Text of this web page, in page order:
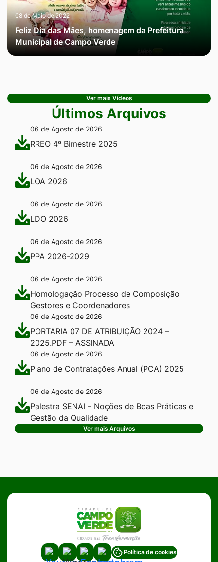
08 de Maio de 2022
Feliz Dia das Mães, homenagem da Prefeitura
Municipal de Campo Verde
Ver mais Vídeos
Últimos Arquivos
06 de Agosto de 2026
RREO 4º Bimestre 2025
06 de Agosto de 2026
LOA 2026
06 de Agosto de 2026
LDO 2026
06 de Agosto de 2026
PPA 2026-2029
06 de Agosto de 2026
Homologação Processo de Composição
Gestores e Coordenadores
06 de Agosto de 2026
PORTARIA 07 DE ATRIBUIÇÃO 2024 –
2025.PDF – ASSINADA
06 de Agosto de 2026
Plano de Contratações Anual (PCA) 2025
06 de Agosto de 2026
Palestra SENAI – Noções de Boas Práticas e
Gestão da Qualidade
Ver mais Arquivos
AcessarAcessarAcessarAcessarPolítica de cookies